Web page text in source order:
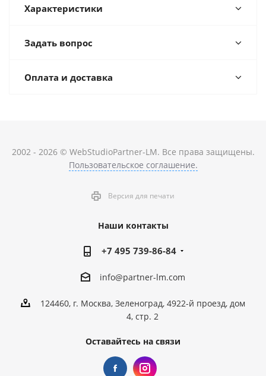
Характеристики
Задать вопрос
Оплата и доставка
2002 - 2026 © WebStudioPartner-LM. Все права защищены.
Пользовательское соглашение.
Версия для печати
Наши контакты
+7 495 739-86-84
info@partner-lm.com
124460, г. Москва, Зеленоград, 4922-й проезд, дом
4, стр. 2
Оставайтесь на связи